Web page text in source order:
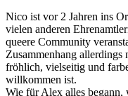
Nico ist vor 2 Jahren ins
vielen anderen
queere Community
Zusammenhang allerdings
fröhlich, vielseitig und
willkommen ist.
Wie für Alex alles